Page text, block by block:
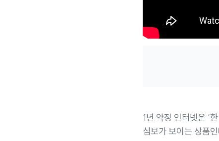
1년 약정 인터넷은 ‘
심보가 보이는 상품